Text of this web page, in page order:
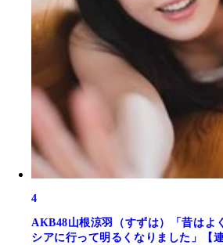
4
AKB48山根涼羽（すずは）「昔はよ
シアに行って明るくなりました」【